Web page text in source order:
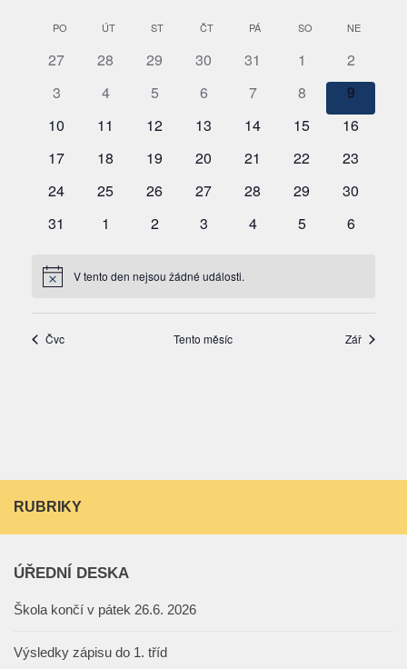
RUBRIKY
ÚŘEDNÍ DESKA
Škola končí v pátek 26.6. 2026
Výsledky zápisu do 1. tříd